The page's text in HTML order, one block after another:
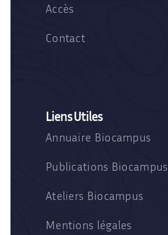
Accès
Contact
Liens Utiles
Annuaire Biocampus
Publications Biocampus
Ateliers Biocampus
Mentions légales